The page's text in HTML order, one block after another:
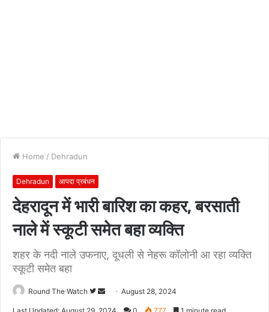
Home / Dehradun
Dehradun आपदा प्रबंधन
देहरादून में भारी बारिश का कहर, बरसाती
नाले में स्कूटी समेत बहा व्यक्ति
शहर के नदी नाले उफनाए, दूधली से नेहरू कॉलोनी आ रहा व्यक्ति
स्कूटी समेत बहा
Round The Watch
Follow
SendAugust 28, 2024